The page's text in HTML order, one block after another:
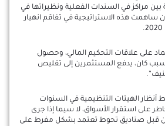
بين مراكز في السندات الفعلية ونظيراتها في
ساهمت هذه الاستراتيجية في تفاقم انهيار
على علاقات التحكيم المالي، وحصول
كان، يدفع المستثمرين إلى تقليص
الهيئات التنظيمية في السنوات
على استقرار الأسواق، لا سيما إذا جرى
قبل صناديق تحوط تعتمد بشكل مفرط على